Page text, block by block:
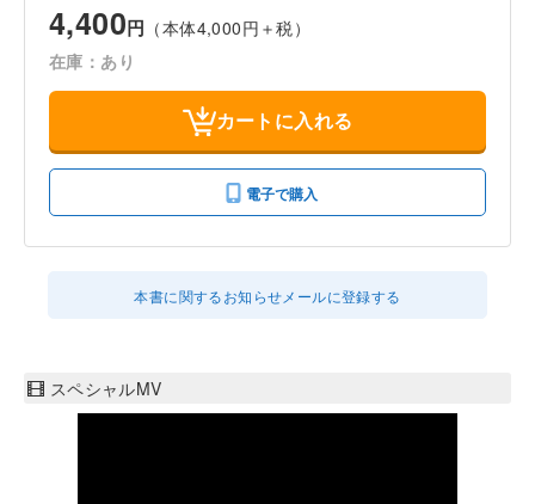
4,400円 （本体4,000円＋税）
在庫：あり
カートに入れる
電子で購入
本書に関するお知らせメールに登録する
スペシャルMV